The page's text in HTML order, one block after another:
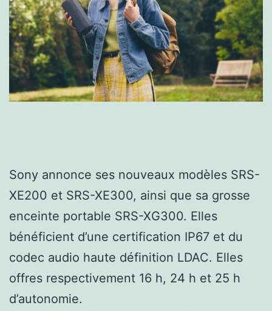
Sony annonce ses nouveaux modèles SRS-
XE200 et SRS-XE300, ainsi que sa grosse
enceinte portable SRS-XG300. Elles
bénéficient d’une certification IP67 et du
codec audio haute définition LDAC. Elles
offres respectivement 16 h, 24 h et 25 h
d’autonomie.